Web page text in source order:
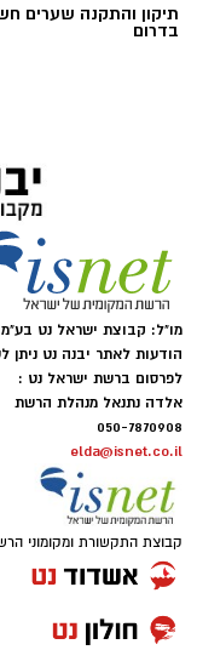
תיקון והתקנה שערים
בדרום
מו"ל: קבוצת ישראל נט בע"מ
הודעות לאתר יבנה נט ניתן
לפרסום ברשת ישראל נט :
אלדה נתנאל מנהלת הרשת
050-7870908
elda@isnet.co.il
קבוצת התקשורת ומקומוני